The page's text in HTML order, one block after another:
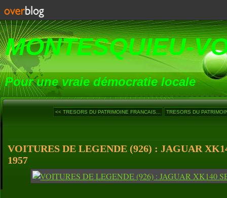
MONTESQUIEU-
Pour une vraie démocratie locale
<< TRESORS DU PATRIMOINE FRANCAIS... TRESORS DU
VOITURES DE LEGENDE (926) : JAGUAR
1957